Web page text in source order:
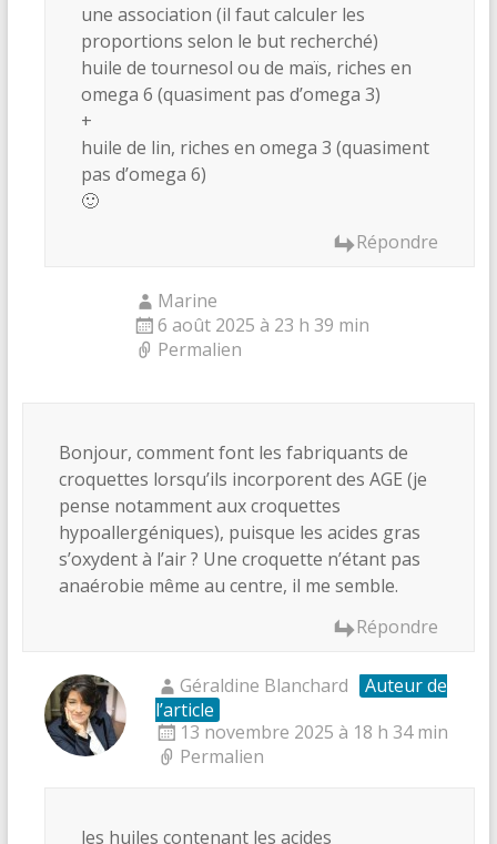
une association (il faut calculer les
proportions selon le but recherché)
huile de tournesol ou de maïs, riches en
omega 6 (quasiment pas d’omega 3)
+
huile de lin, riches en omega 3 (quasiment
pas d’omega 6)
🙂
Répondre
Marine
6 août 2025 à 23 h 39 min
Permalien
Bonjour, comment font les fabriquants de
croquettes lorsqu’ils incorporent des AGE (je
pense notamment aux croquettes
hypoallergéniques), puisque les acides gras
s’oxydent à l’air ? Une croquette n’étant pas
anaérobie même au centre, il me semble.
Répondre
Géraldine Blanchard
Auteur de
l’article
13 novembre 2025 à 18 h 34 min
Permalien
les huiles contenant les acides